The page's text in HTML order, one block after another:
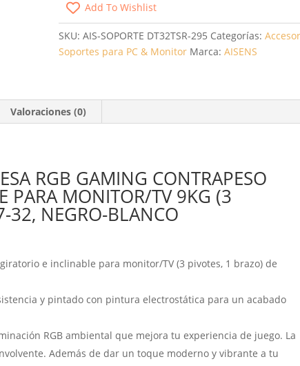
CONTRAPESO
PARA
MONITOR
AISENS
GIRATORIO/
INCLINABLE/
CON
ILUMINACIÓN
RGB
CANTIDAD
Add To Wishlist
SKU:AIS-SOPORTE DT32TSR-295 Categorías:
Soportes para PC & Monitor Marca:AISENS
Valoraciones (0)
RGB GAMING CONTRAPESO
PARA MONITOR/TV 9KG (3
32, NEGRO-BLANCO
e inclinable para monitor/TV (3 pivotes, 1 brazo) de
y pintado con pintura electrostática para un acabado
RGB ambiental que mejora tu experiencia de juego. La
Además de dar un toque moderno y vibrante a tu